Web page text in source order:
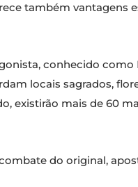
também vantagens
conhecido como
locais sagrados,
existirão mais de 60
do original,